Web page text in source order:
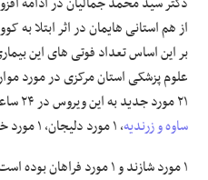
۲۱ مورد جدید به این ویروس در ۲۴ ساعت گذشته، ۱۳ مورد اراک، ۳ مورد
ساوه و زرندیه، ۱ مورد دلیجان، ۱ مورد خمین، ۱ مورد کمیجان.
۱ مورد شازند و ۱ مورد فراهان بوده است.